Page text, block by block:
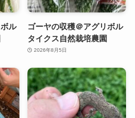
ル
ゴーヤの収穫＠アグリボル
タイクス自然栽培農園
2026年8月5日